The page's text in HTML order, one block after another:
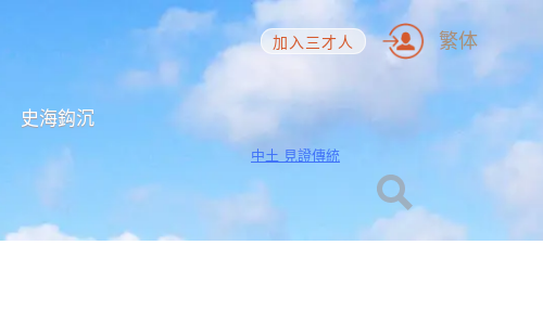
史海鈎沉
加入三才人 繁体
中土 見證傳統